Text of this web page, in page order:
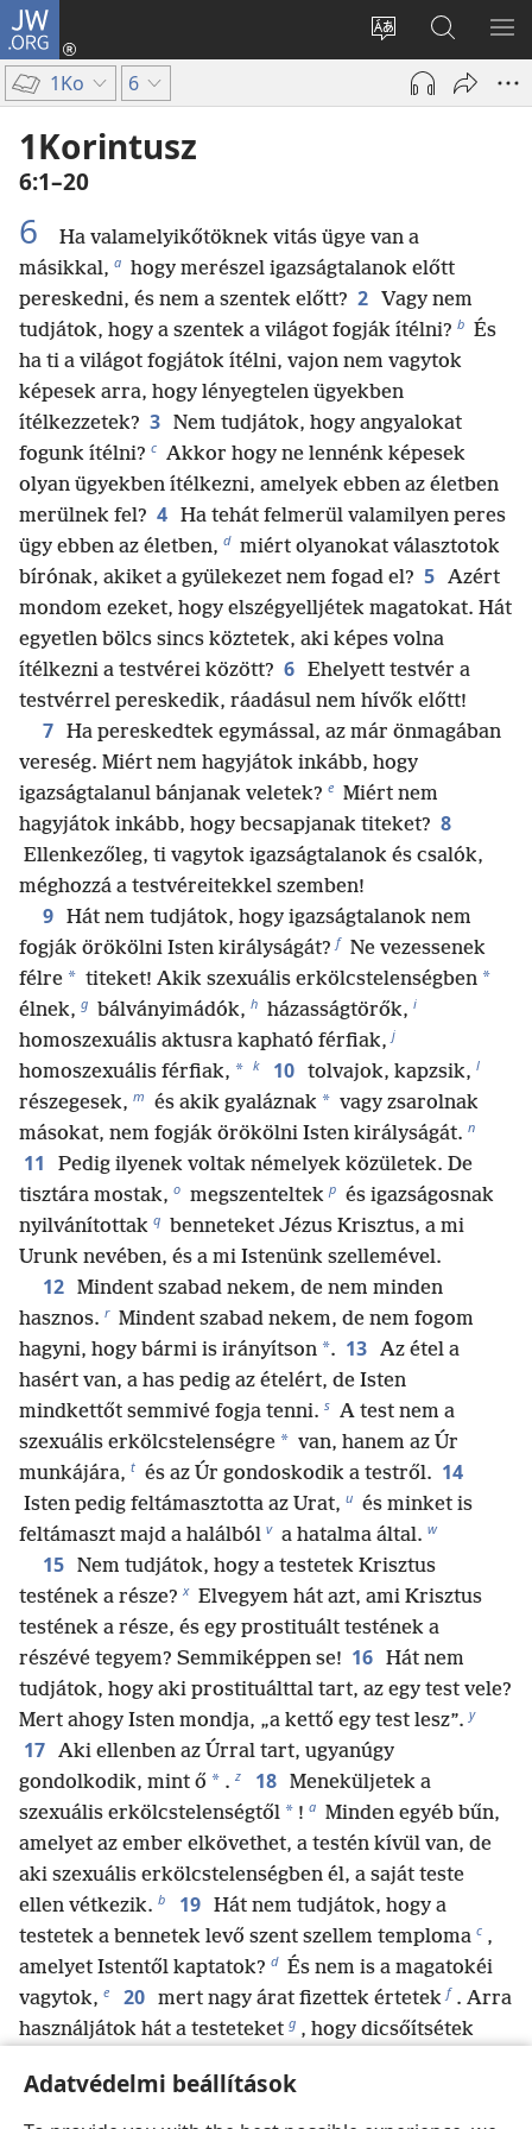
Adatvédelmi beállítások
JW.ORG
Oldal
nyelvének
megváltoztatása
Bejelentkezés
(opens
window)
Keresés
a jw.org
honlapon
1Ko 6
1Korintusz
6:1–20
6
Ha valamelyikőtöknek vitás ügye van a
másikkal, a hogy merészel igazságtalanok előtt
pereskedni, és nem a szentek előtt? 2 Vagy nem
tudjátok, hogy a szentek a világot fogják ítélni? b És
ha ti a világot fogjátok ítélni, vajon nem vagytok
képesek arra, hogy lényegtelen ügyekben
ítélkezzetek? 3 Nem tudjátok, hogy angyalokat
fogunk ítélni? c Akkor hogy ne lennénk képesek
olyan ügyekben ítélkezni, amelyek ebben az életben
merülnek fel? 4 Ha tehát felmerül valamilyen peres
ügy ebben az életben, d miért olyanokat választotok
bírónak, akiket a gyülekezet nem fogad el? 5 Azért
mondom ezeket, hogy elszégyelljétek magatokat. Hát
egyetlen bölcs sincs köztetek, aki képes volna
ítélkezni a testvérei között? 6 Ehelyett testvér a
testvérrel pereskedik, ráadásul nem hívők előtt!
7 Ha pereskedtek egymással, az már önmagában
vereség. Miért nem hagyjátok inkább, hogy
igazságtalanul bánjanak veletek? e Miért nem
hagyjátok inkább, hogy becsapjanak titeket? 8
Ellenkezőleg, ti vagytok igazságtalanok és csalók,
méghozzá a testvéreitekkel szemben!
9 Hát nem tudjátok, hogy igazságtalanok nem
fogják örökölni Isten királyságát? f Ne vezessenek
félre * titeket! Akik szexuális erkölcstelenségben *
élnek, g bálványimádók, h házasságtörők, i
homoszexuális aktusra kapható férfiak, j
homoszexuális férfiak, * k 10 tolvajok, kapzsik, l
részegesek, m és akik gyaláznak * vagy zsarolnak
másokat, nem fogják örökölni Isten királyságát. n
11
Pedig ilyenek voltak némelyek közületek. De
tisztára mostak, o megszenteltek p és igazságosnak
nyilvánítottak q benneteket Jézus Krisztus, a mi
Urunk nevében, és a mi Istenünk szellemével.
12 Mindent szabad nekem, de nem minden
hasznos. r Mindent szabad nekem, de nem fogom
hagyni, hogy bármi is irányítson *. 13 Az étel a
hasért van, a has pedig az ételért, de Isten
mindkettőt semmivé fogja tenni. s A test nem a
szexuális erkölcstelenségre * van, hanem az Úr
munkájára, t és az Úr gondoskodik a testről. 14
Isten pedig feltámasztotta az Urat, u és minket is
feltámaszt majd a halálból v a hatalma által. w
15 Nem tudjátok, hogy a testetek Krisztus
testének a része? x Elvegyem hát azt, ami Krisztus
testének a része, és egy prostituált testének a
részévé tegyem? Semmiképpen se! 16 Hát nem
tudjátok, hogy aki prostituálttal tart, az egy test vele?
Mert ahogy Isten mondja, „a kettő egy test lesz”. y
17 Aki ellenben az Úrral tart, ugyanúgy
gondolkodik, mint ő * . z 18 Meneküljetek a
szexuális erkölcstelenségtől * ! a Minden egyéb bűn,
amelyet az ember elkövethet, a testén kívül van, de
aki szexuális erkölcstelenségben él, a saját teste
ellen vétkezik. b 19 Hát nem tudjátok, hogy a
testetek a bennetek levő szent szellem temploma c ,
amelyet Istentől kaptatok? d És nem is a magatokéi
vagytok, e 20 mert nagy árat fizettek értetek f . Arra
használjátok hát a testeteket g , hogy dicsőítsétek